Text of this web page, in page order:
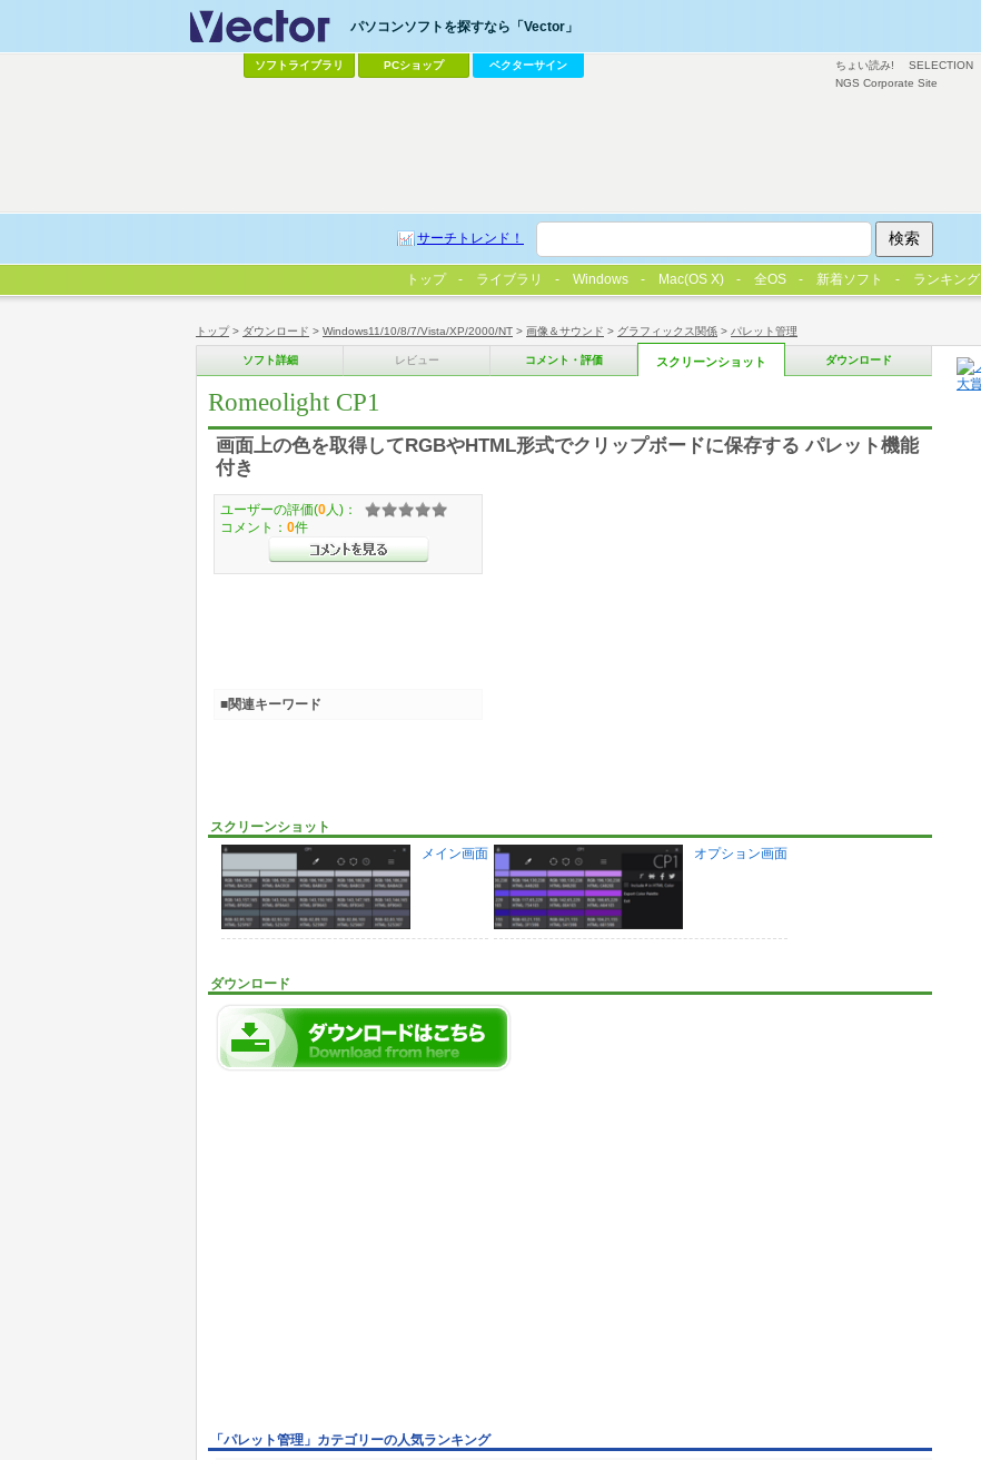
トップ> ダウンロード > Windows11/10/8/7/Vista/XP/2000/NT > 画像＆サウンド > グラフィックス関係 > パレット管理
ソフト詳細 レビュー コメント・評価 スクリーンショット ダウンロード
Romeolight CP1
画面上の色を取得してRGBやHTML形式でクリップボードに保存する パレット機能
付き
スクリーンショット
メイン画面
オプション画面
ダウンロード
ユーザーの評価(0 人)：
コメント： 0件
■関連キーワード
「パレット管理」カテゴリーの人気ランキング
ちょい読み! SELECTION
NGS Corporate Site
パソコンソフトを探すなら「Vector」
ソフトライブラリ PCショップ ベクターサイン
サーチトレンド！
トップ ライブラリ Windows Mac(OS X) 全OS 新着ソフト ランキング